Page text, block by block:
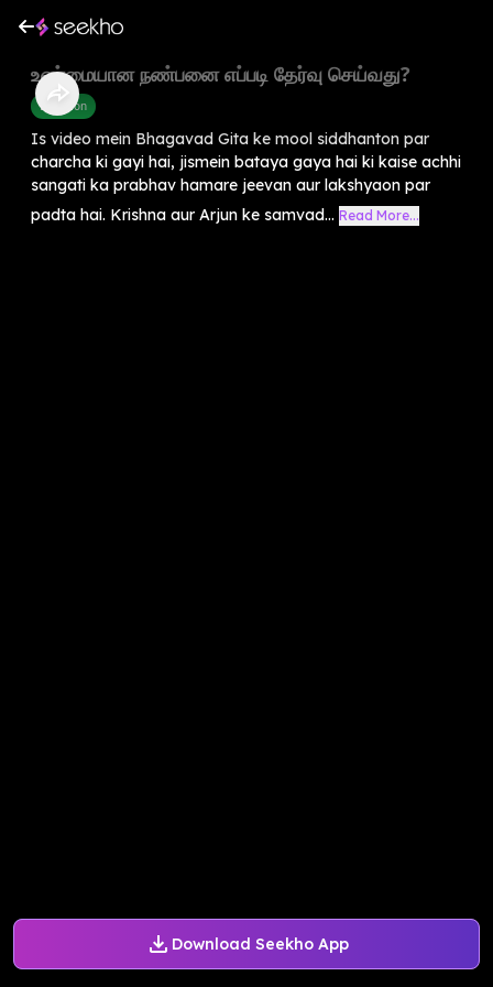
Download Seekho App
உண்மையான நண்பனை எப்படி தேர்வு செய்வது?
Devotion
Is video mein Bhagavad Gita ke mool siddhanton par
charcha ki gayi hai, jismein bataya gaya hai ki kaise achhi
sangati ka prabhav hamare jeevan aur lakshyaon par
padta hai. Krishna aur Arjun ke samvad... Read More...